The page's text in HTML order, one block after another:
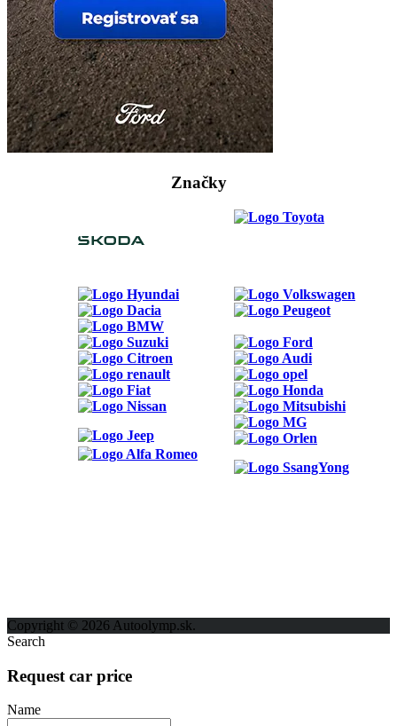
Značky
Copyright © 2026 Autoolymp.sk.
Search
Request car price
Name